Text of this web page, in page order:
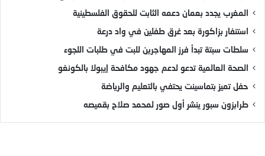
المغرب يجدد بعمان دعمه الثابت للحقوق الفلسطينية
استنفار بزاكورة بعد غرق طفلين في واد درعة
سلطات سبتة تبدأ فرز المهاجرين للبت في طلبات اللجوء
الصحة العالمية تدعو لدعم جهود مكافحة إيبولا بالكونغو
حفل تميز بتماسينت يحتفي بالتعليم والرياضة
طرابزون سبور ينشر أول صور لمحمد صلاح بقميصه